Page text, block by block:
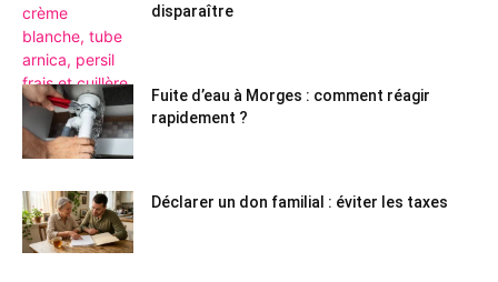
disparaître
Fuite d’eau à Morges : comment réagir
rapidement ?
Déclarer un don familial : éviter les taxes